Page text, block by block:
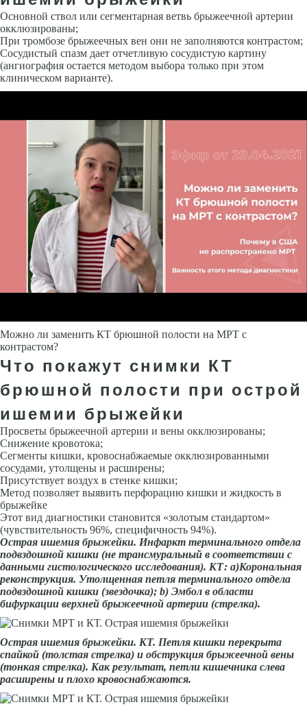
Основной ствол или сегментарная ветвь брыжеечной артерии
окклюзированы;
При тромбозе брыжеечных вен они не заполняются контрастом;
Сосудистый спазм дает отчетливую сосудистую картину
(ангиография остается методом выбора только при этом
клиническом варианте).
Можно ли заменить КТ брюшной полости на МРТ с
контрастом?
Что покажут снимки КТ
брюшной полости при острой
ишемии брыжейки
Просветы брыжеечной артерии и вены окклюзированы;
Снижение кровотока;
Сегменты кишки, кровоснабжаемые окклюзированными
сосудами, утолщены и расширены;
Присутствует воздух в стенке кишки;
Метод позволяет выявить перфорацию кишки и жидкость в
брыжейке
Этот вид диагностики становится «золотым стандартом»
(чувствительность 96%, специфичность 94%).
Острая ишемия брыжейки. Инфаркт терминального отдела
подвздошной киш­ки (не трансмуральный в соответствии с
данными гистологического исследования). КТ: a)Корональная
реконструкция. Утолщенная петля терминального отдела
подвздошной киш­ки (звездочка); b) Эмбол в области
бифуркации верхней брыжеечной артерии (стрелка).
Острая ише­мия брыжейки. КТ. Петля кишки перекры­та
спайкой (толстая стрелка) и обструк­ция брыжеечной вены
(тонкая стрелка). Как результат, петли кишечника слева
расширены и плохо кровоснабжаются.